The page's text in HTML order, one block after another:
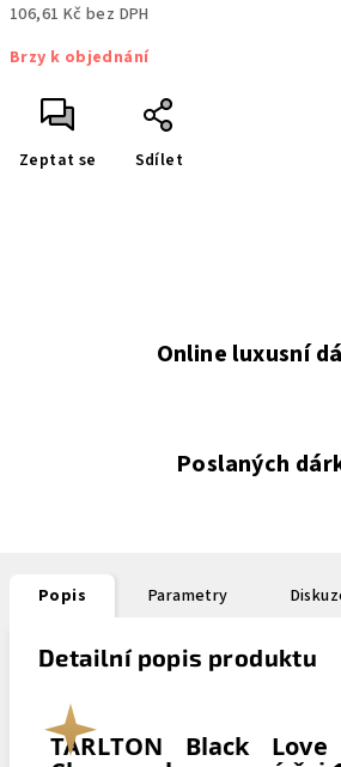
106,61 Kč bez DPH
cena:
Brzy k objednání
Zeptat se Sdílet
Online luxusní
Poslaných
Popis Parametry
Detailní popis produktu
TARLTON Black